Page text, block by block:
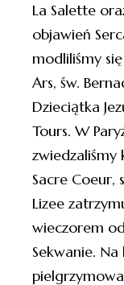
La Salette
objawień
modliliśmy
Ars, św.
Dzieciątka
Tours. W
Sacre Coeur,
Lizee
wieczorem
Sekwanie.